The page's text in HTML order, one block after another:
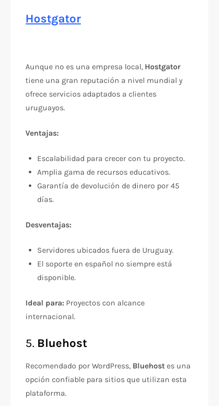
Hostgator
Aunque no es una empresa local, Hostgator
tiene una gran reputación a nivel mundial y
ofrece servicios adaptados a clientes
uruguayos.
Ventajas:
Escalabilidad para crecer con tu proyecto.
Amplia gama de recursos educativos.
Garantía de devolución de dinero por 45
días.
Desventajas:
Servidores ubicados fuera de Uruguay.
El soporte en español no siempre está
disponible.
Ideal para: Proyectos con alcance
internacional.
5. Bluehost
Recomendado por WordPress, Bluehost es una
opción confiable para sitios que utilizan esta
plataforma.